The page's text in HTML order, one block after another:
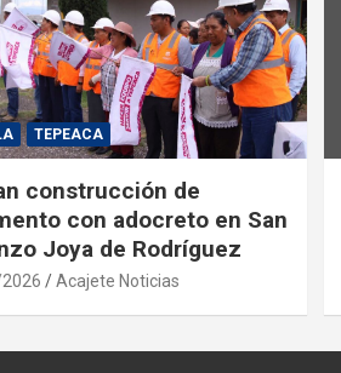
TEPEACA
construcción de
con adocreto en San
Joya de Rodríguez
Acajete Noticias